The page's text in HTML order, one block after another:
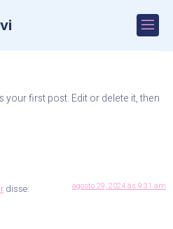
first post. Edit or delete it, then
disse: agosto 29, 2024 às 9:31 am